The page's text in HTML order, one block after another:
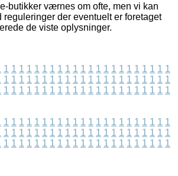
butikker værnes om ofte, men vi kan
reguleringer der eventuelt er foretaget
de viste oplysninger.
1 1 1 1 1 1 1 1 1 1 1 1 1 1 1 1 1 1 1 1 1 1
1 1 1 1 1 1 1 1 1 1 1 1 1 1 1 1 1 1 1 1 1 1
1 1 1 1 1 1 1 1 1 1 1 1 1 1 1 1 1 1 1 1 1 1
1 1 1 1 1 1 1 1 1 1 1 1 1 1 1 1 1 1 1 1 1 1
1 1 1 1 1 1 1 1 1 1 1 1 1 1 1 1 1 1 1 1 1 1
1 1 1 1 1 1 1 1 1 1 1 1 1 1 1 1 1 1 1 1 1 1